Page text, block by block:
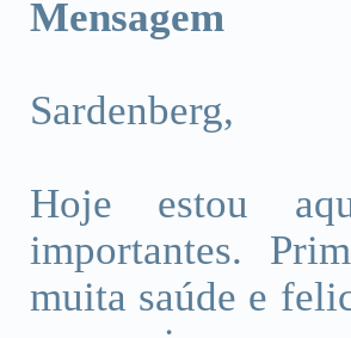
Mensagem
Sardenberg,
Hoje estou
importantes.
muita saúde e